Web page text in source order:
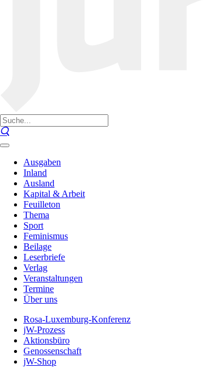
Ausgaben
Inland
Ausland
Kapital & Arbeit
Feuilleton
Thema
Sport
Feminismus
Beilage
Leserbriefe
Verlag
Veranstaltungen
Termine
Über uns
Rosa-Luxemburg-Konferenz
jW-Prozess
Aktionsbüro
Genossenschaft
jW-Shop